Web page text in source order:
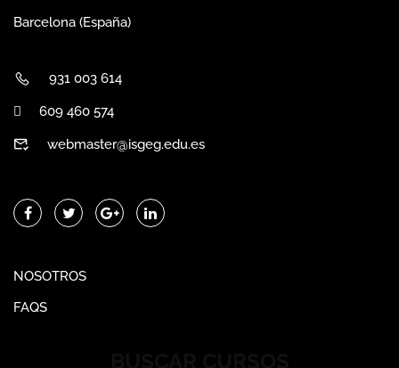
Barcelona (España)
931 003 614
609 460 574
webmaster@isgeg.edu.es
NOSOTROS
FAQS